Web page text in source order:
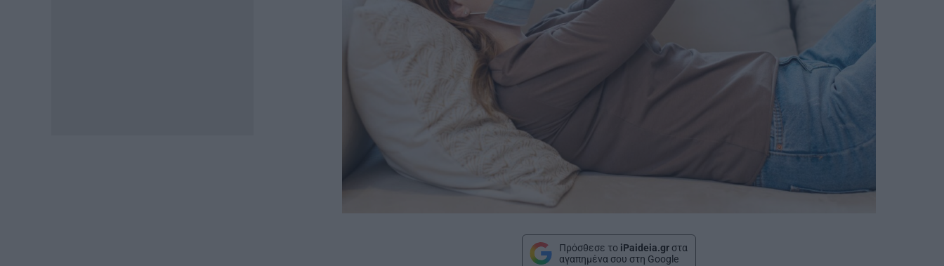
Πρόσθεσε το iPaideia.gr στα
αγαπημένα σου στη Google